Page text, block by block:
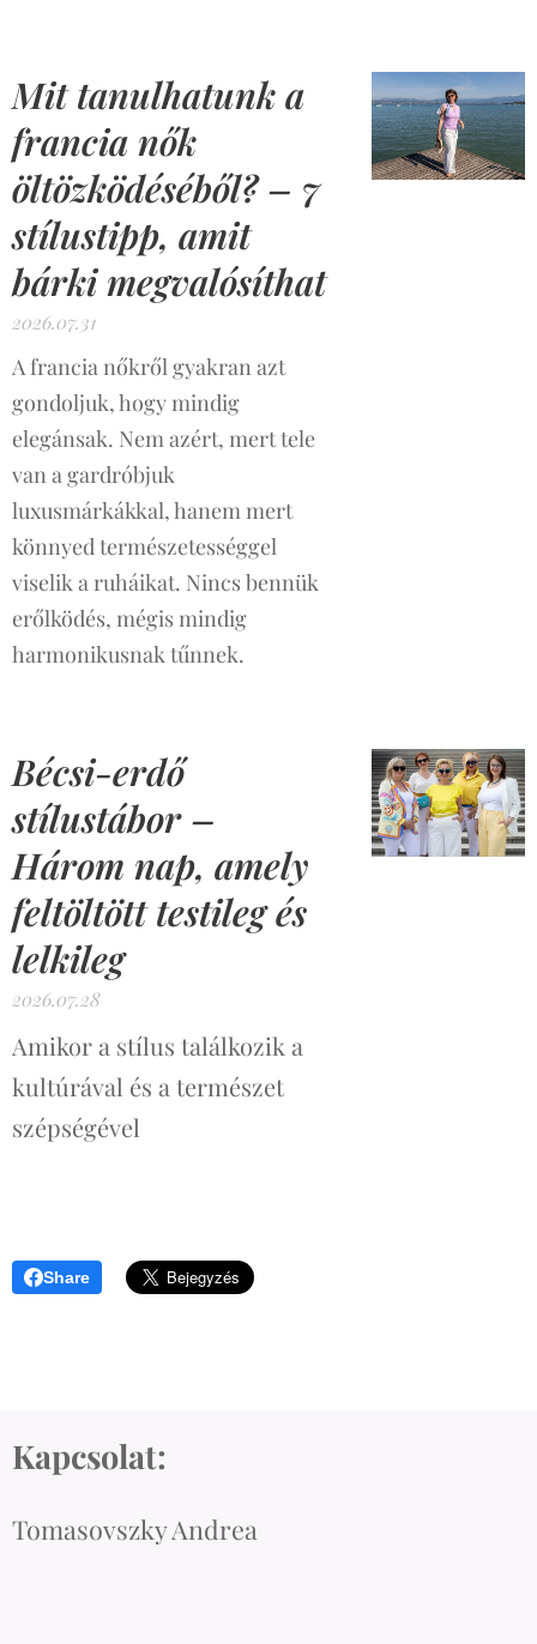
Mit tanulhatunk a
francia nők
öltözködéséből? – 7
stílustipp, amit
bárki megvalósíthat
2026.07.31
A francia nőkről gyakran azt
gondoljuk, hogy mindig
elegánsak. Nem azért, mert tele
van a gardróbjuk
luxusmárkákkal, hanem mert
könnyed természetességgel
viselik a ruháikat. Nincs bennük
erőlködés, mégis mindig
harmonikusnak tűnnek.
Bécsi-erdő
stílustábor –
Három nap, amely
feltöltött testileg és
lelkileg
2026.07.28
Amikor a stílus találkozik a
kultúrával és a természet
szépségével
Share
Kapcsolat:
Tomasovszky Andrea